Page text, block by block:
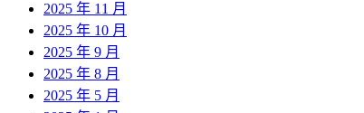
2025 年 11 月
2025 年 10 月
2025 年 9 月
2025 年 8 月
2025 年 5 月